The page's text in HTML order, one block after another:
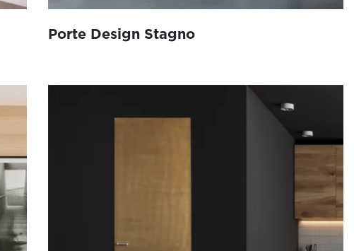
Porte Design Stagno